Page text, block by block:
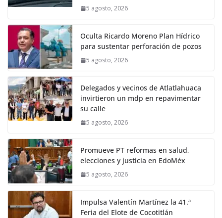
5 agosto, 2026
Oculta Ricardo Moreno Plan Hídrico
para sustentar perforación de pozos
5 agosto, 2026
Delegados y vecinos de Atlatlahuaca
invirtieron un mdp en repavimentar
su calle
5 agosto, 2026
Promueve PT reformas en salud,
elecciones y justicia en EdoMéx
5 agosto, 2026
Impulsa Valentín Martínez la 41.ª
Feria del Elote de Cocotitlán